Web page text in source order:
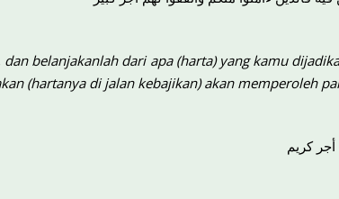
belanjakanlah dari apa (harta) yang kamu
(hartanya di jalan kebajikan) akan memperoleh
كريم